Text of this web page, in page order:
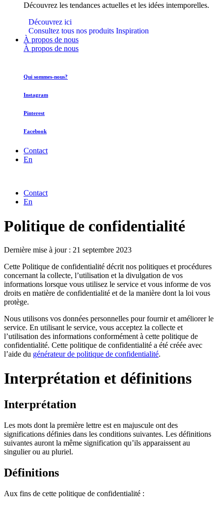
Découvrez les tendances actuelles et les idées intemporelles.
Découvrez ici
Consultez tous nos produits Inspiration
À propos de nous
À propos de nous
Qui sommes-nous?
Instagram
Pinterest
Facebook
Contact
En
Contact
En
Politique de confidentialité
Dernière mise à jour : 21 septembre 2023
Cette Politique de confidentialité décrit nos politiques et procédures
concernant la collecte, l’utilisation et la divulgation de vos
informations lorsque vous utilisez le service et vous informe de vos
droits en matière de confidentialité et de la manière dont la loi vous
protège.
Nous utilisons vos données personnelles pour fournir et améliorer le
service. En utilisant le service, vous acceptez la collecte et
l’utilisation des informations conformément à cette politique de
confidentialité. Cette politique de confidentialité a été créée avec
l’aide du générateur de politique de confidentialité.
Interprétation et définitions
Interprétation
Les mots dont la première lettre est en majuscule ont des
significations définies dans les conditions suivantes. Les définitions
suivantes auront la même signification qu’ils apparaissent au
singulier ou au pluriel.
Définitions
Aux fins de cette politique de confidentialité :